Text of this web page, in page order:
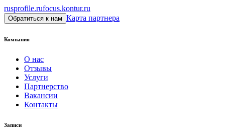
rusprofile.rufocus.kontur.ru
Обратиться к нам Карта партнера
Компания
О нас
Отзывы
Услуги
Партнерство
Вакансии
Контакты
Записи